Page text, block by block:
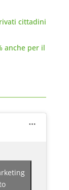
cittadini
anche per il